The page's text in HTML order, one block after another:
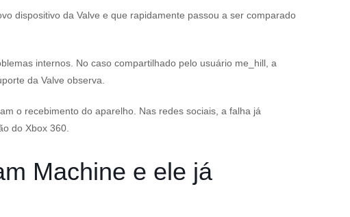
dispositivo da Valve e que rapidamente passou a ser comparado
internos. No caso compartilhado pelo usuário me_hill , a
da Valve observa.
o recebimento do aparelho. Nas redes sociais, a falha já
do Xbox 360.
Machine e ele já